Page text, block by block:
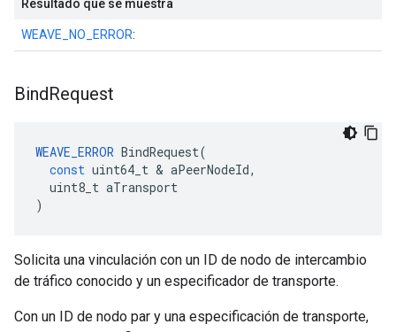
Resultado que se muestra
WEAVE_NO_ERROR:
BindRequest
WEAVE_ERROR BindRequest(
const uint64_t & aPeerNodeId,
uint8_t aTransport
)
Solicita una vinculación con un ID de nodo de intercambio
de tráfico conocido y un especificador de transporte.
Con un ID de nodo par y una especificación de transporte,